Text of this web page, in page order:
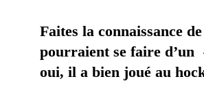
Faites la connaissance
pourraient se faire d’un
oui, il a bien joué au